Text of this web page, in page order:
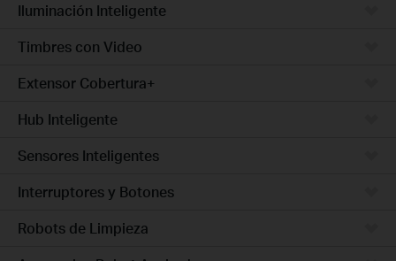
Iluminación Inteligente
Timbres con Video
Extensor Cobertura+
Hub Inteligente
Sensores Inteligentes
Interruptores y Botones
Robots de Limpieza